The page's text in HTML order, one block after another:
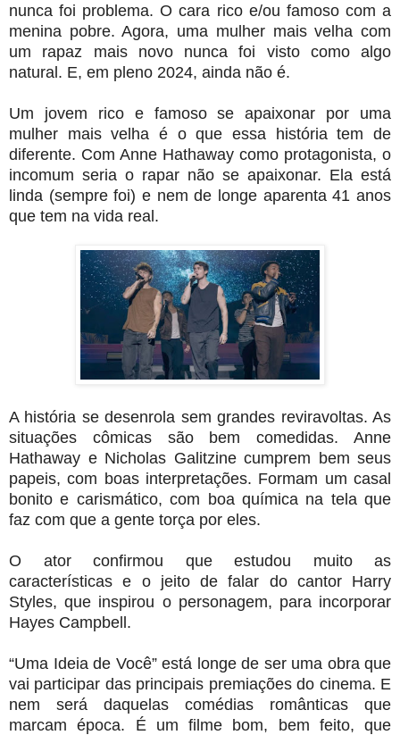
nunca foi problema. O cara rico e/ou famoso com a
menina pobre. Agora, uma mulher mais velha com
um rapaz mais novo nunca foi visto como algo
natural. E, em pleno 2024, ainda não é.
Um jovem rico e famoso se apaixonar por uma
mulher mais velha é o que essa história tem de
diferente. Com Anne Hathaway como protagonista, o
incomum seria o rapar não se apaixonar. Ela está
linda (sempre foi) e nem de longe aparenta 41 anos
que tem na vida real.
A história se desenrola sem grandes reviravoltas. As
situações cômicas são bem comedidas. Anne
Hathaway e Nicholas Galitzine cumprem bem seus
papeis, com boas interpretações. Formam um casal
bonito e carismático, com boa química na tela que
faz com que a gente torça por eles.
O ator confirmou que estudou muito as
características e o jeito de falar do cantor Harry
Styles, que inspirou o personagem, para incorporar
Hayes Campbell.
“Uma Ideia de Você” está longe de ser uma obra que
vai participar das principais premiações do cinema. E
nem será daquelas comédias românticas que
marcam época. É um filme bom, bem feito, que